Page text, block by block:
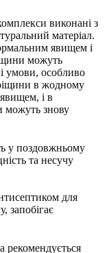
виконані з
матеріал.
явищем і
можуть
умови, особливо
в жодному
і в
можуть знову
у поздовжньому
та несучу
для
запобігає
рекомендується